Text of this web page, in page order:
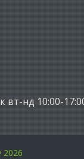
вт-нд 10:00-
2026